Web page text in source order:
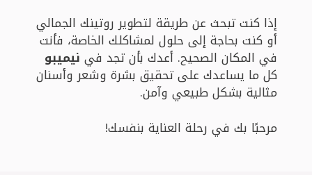
إذا كنت تبحث عن طريقة لتطوير روتينك الجمالي
أو كنت بحاجة إلى حلول لمشاكلك الخاصة، فأنت
في المكان الصحيح. أعدك بأن تجد في نيميبو
كل ما يساعدك على تحقيق بشرة وشعر وأسنان
مثالية بشكل طبيعي وآمن.
مرحبًا بك في رحلة العناية بنفسك!